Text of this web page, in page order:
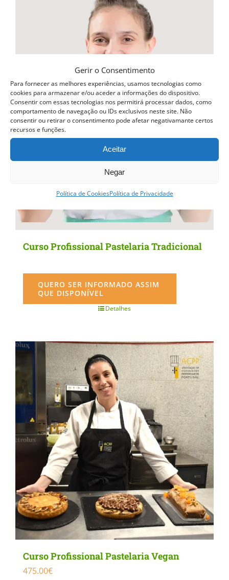
Gerir o Consentimento
Para fornecer as melhores experiências, usamos tecnologias como
cookies para armazenar e/ou aceder a informações do dispositivo.
Consentir com essas tecnologias nos permitirá processar dados, como
comportamento de navegação ou IDs exclusivos neste site. Não
consentir ou retirar o consentimento pode afetar negativamante certos
recursos e funções.
Aceitar
Negar
Política de CookiesPolítica de Privacidade
be
chosen
on
the
Curso Profissional Pastelaria Tradicional
QUERO SER INFORMADO ASSIM
QUE DISPONÍVEL
Detalhes
Curso Profissional Pastelaria Vegan
475.00€